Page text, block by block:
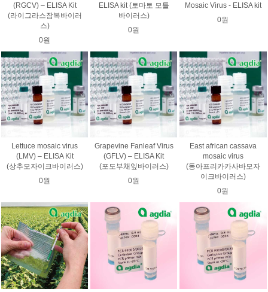
(RGCV) – ELISA Kit
(라이그라스잠복바이러
스)
0원
ELISA kit (토마토 모틀
바이러스)
0원
Mosaic Virus - ELISA kit
0원
Lettuce mosaic virus
(LMV) – ELISA Kit
(상추모자이크바이러스)
0원
Grapevine Fanleaf Virus
(GFLV) – ELISA Kit
(포도부채잎바이러스)
0원
East african cassava
mosaic virus
(동아프리카카사바모자
이크바이러스)
0원